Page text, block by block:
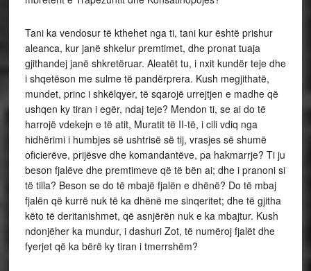
Tani ka vendosur të kthehet nga ti, tani kur është prishur
aleanca, kur janë shkelur premtimet, dhe pronat tuaja
gjithandej janë shkretëruar. Aleatët tu, i nxit kundër teje dhe
i shqetëson me sulme të pandërprera. Kush megjithatë,
mundet, princ i shkëlqyer, të sqarojë urrejtjen e madhe që
ushqen ky tiran i egër, ndaj teje? Mendon ti, se ai do të
harrojë vdekejn e të atit, Muratit të II-të, i cili vdiq nga
hidhërimi i humbjes së ushtrisë së tij, vrasjes së shumë
oficierëve, prijësve dhe komandantëve, pa hakmarrje? Ti ju
beson fjalëve dhe premtimeve që të bën ai; dhe i pranoni si
të tilla? Beson se do të mbajë fjalën e dhënë? Do të mbaj
fjalën që kurrë nuk të ka dhënë me sinqeritet; dhe të gjitha
këto të deritanishmet, që asnjërën nuk e ka mbajtur. Kush
ndonjëher ka mundur, i dashuri Zot, të numëroj fjalët dhe
fyerjet që ka bërë ky tiran i tmerrshëm?